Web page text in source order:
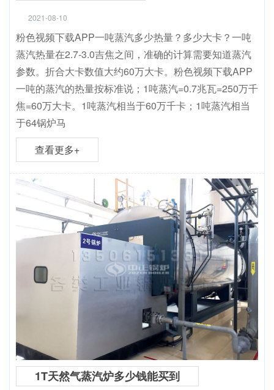
2021-08-10
粉色视频下载APP一吨蒸汽多少热量？多少大卡？一吨
蒸汽热量在2.7-3.0吉焦之间，准确的计算需要知道蒸汽
参数。折合大卡数值大约60万大卡。粉色视频下载APP
一吨的蒸汽的热量按标准说；1吨蒸汽=0.7兆瓦=250万千
焦=60万大卡。1吨蒸汽相当于60万千卡；1吨蒸汽相当
于64锅炉马
查看更多+
1T天然气蒸汽炉多少钱能买到